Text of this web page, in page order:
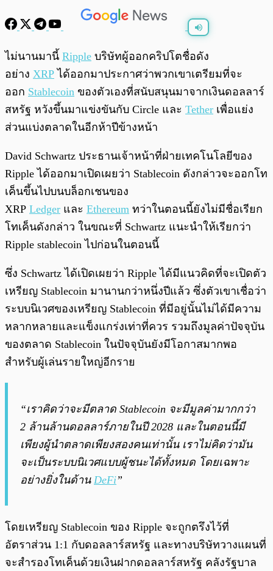
พร้อมเล่น
ไม่นานมานี้ Ripple บริษัทผู้ออกคริปโตชื่อดัง
อย่าง XRP ได้ออกมาประกาศว่าพวกเขาเตรียมที่จะ
ออก Stablecoin ของตัวเองที่สนับสนุนมาจากเงินดอลลาร์
สหรัฐ หวังขึ้นมาแข่งขันกับ Circle และ Tether เพื่อแย่ง
ส่วนแบ่งตลาดในอีกห้าปีข้างหน้า
David Schwartz ประธานเจ้าหน้าที่ฝ่ายเทคโนโลยีของ
Ripple ได้ออกมาเปิดเผยว่า Stablecoin ดังกล่าวจะออกโท
เค็นขึ้นไปบนบล็อกเชนของ
XRP Ledger และ Ethereum ทว่าในตอนนี้ยังไม่มีชื่อเรียก
โทเค็นดังกล่าว ในขณะที่ Schwartz แนะนำให้เรียกว่า
Ripple stablecoin ไปก่อนในตอนนี้
ซึ่ง Schwartz ได้เปิดเผยว่า Ripple ได้มีแนวคิดที่จะเปิดตัว
เหรียญ Stablecoin มานานกว่าหนึ่งปีแล้ว ซึ่งตัวเขาเชื่อว่า
ระบบนิเวศของเหรียญ Stablecoin ที่มีอยู่นั้นไม่ได้มีความ
หลากหลายและแข็งแกร่งเท่าที่ควร รวมถึงมูลค่าปัจจุบัน
ของตลาด Stablecoin ในปัจจุบันยังมีโอกาสมากพอ
สำหรับผู้เล่นรายใหญ่อีกราย
“เราคิดว่าจะมีตลาด Stablecoin จะมีมูลค่ามากกว่า
2 ล้านล้านดอลลาร์ภายในปี 2028 และในตอนนี้มี
เพียงผู้นำตลาดเพียงสองคนเท่านั้น เราไม่คิดว่ามัน
จะเป็นระบบนิเวศแบบผู้ชนะได้ทั้งหมด โดยเฉพาะ
อย่างยิ่งในด้าน DeFi”
โดยเหรียญ Stablecoin ของ Ripple จะถูกตรึงไว้ที่
อัตราส่วน 1:1 กับดอลลาร์สหรัฐ และทางบริษัทวางแผนที่
จะสำรองโทเค็นด้วยเงินฝากดอลลาร์สหรัฐ คลังรัฐบาล